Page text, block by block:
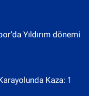
Yıldırım dönemi
Kaza: 1